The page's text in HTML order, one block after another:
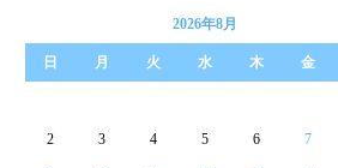
2026年8月
日 月 火 水 木 金
2 3 4 5 6 7